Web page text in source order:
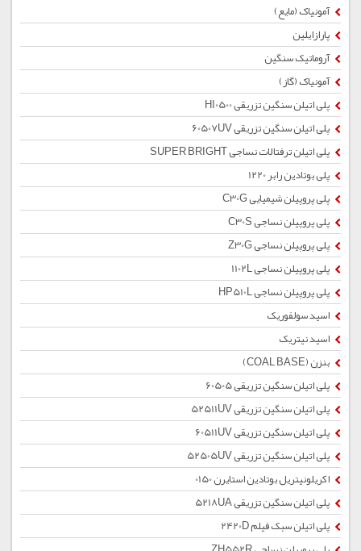
آمونیاک (مایع)
پارازایلین
آروماتیک سنگین
آمونیاک (گاز)
پلی اتیلن سنگین تزریقی HI0500
پلی اتیلن سنگین تزریقی 60507UV
پلی اتیلن ترفتالات نساجی SUPER BRIGHT
پلی بوتادین رابر 1220
پلی پروپیلن شیمیایی C30G
پلی پروپیلن نساجی C30S
پلی پروپیلن نساجی Z30G
پلی پروپیلن نساجی 1102L
پلی پروپیلن نساجی HP510L
اسید سولفوریک
اسید نیتریک
بنزن (COAL BASE)
پلی اتیلن سنگین تزریقی 60505
پلی اتیلن سنگین تزریقی 52511UV
پلی اتیلن سنگین تزریقی 60511UV
پلی اتیلن سنگین تزریقی 52505UV
اکریلونیتریل بوتادین استایرن 0150
پلی اتیلن سنگین تزریقی 5218UA
پلی اتیلن سبک فیلم 2420D